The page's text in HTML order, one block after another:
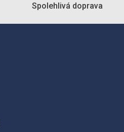
Spolehlivá doprava